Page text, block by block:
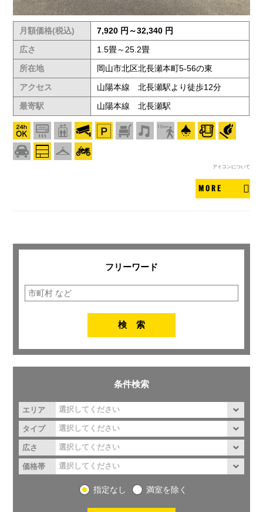
月額価格(税込)
7,920 円～32,340 円
広さ
1.5畳～25.2畳
所在地
岡山市北区北長瀬本町5-56の東
アクセス
山陽本線 北長瀬駅より徒歩12分
最寄駅
山陽本線 北長瀬駅
アイコンについて
MORE
フリーワード
条件検索
エリア
タイプ
広さ
価格帯
指定なし 満室を除く